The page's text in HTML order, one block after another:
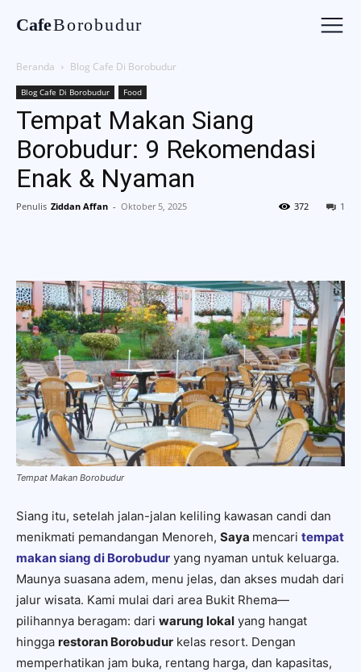
CafeBorobudur
Beranda Blog Cafe Di Borobudur
Blog Cafe Di Borobudur Food
Tempat Makan Siang
Borobudur: 9 Rekomendasi
Enak & Nyaman
Penulis Ziddan Affan - Oktober 5, 2025 1
372
Tempat Makan Borobudur
Siang itu, setelah jalan-jalan keliling kawasan candi dan
menikmati pemandangan Menoreh, Saya mencari tempat
makan siang di Borobudur yang nyaman untuk keluarga.
Maunya suasana adem, menu jelas, dan akses mudah dari
jalur wisata. Kami mulai dari area Bukit Rhema—
pilihannya beragam: dari warung lokal yang hangat
hingga restoran Borobudur kelas resort. Dengan
memperhatikan jam buka, rentang harga, dan kapasitas,